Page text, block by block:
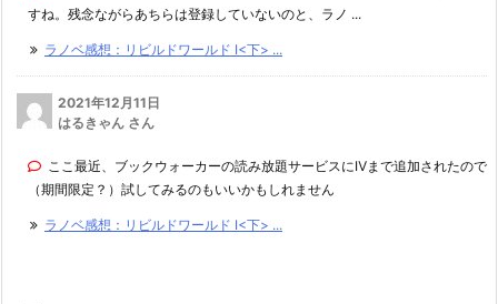
すね。残念ながらあちらは登録していないのと、ラノ ...
ラノベ感想：リビルドワールド I<下> ...
2021年12月11日
はるきゃん さん
ここ最近、ブックウォーカーの読み放題サービスにⅣまで追加されたので
（期間限定？）試してみるのもいいかもしれません
ラノベ感想：リビルドワールド I<下> ...